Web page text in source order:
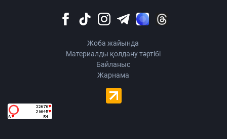
Жоба жайында
Материалды қолдану тәртібі
Байланыс
Жарнама